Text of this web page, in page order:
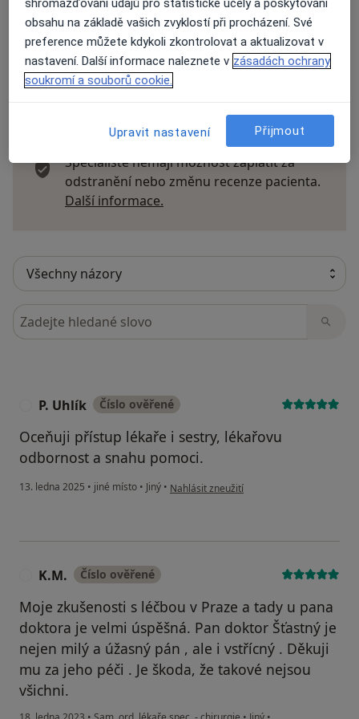
Přidejte svůj názor
20 názorů
Recenze pacientů jsou pro nás důležité.
Specialisté nemají možnost zaplatit za
odstranění nebo změnu recenze pacienta.
Další informace.
Hledejte v názorech
P. Uhlík Číslo ověřené
Oceňuji přístup lékaře i sestry, lékařovu
odbornost a snahu pomoci.
13. ledna 2025 • jiné místo • Jiný • podle názoru uživatele P. Uhlík
Nahlásit zneužití
K.M. Číslo ověřené
Moje zkušenosti s léčbou v Praze a tady u pana
doktora je velmi úspěšná. Pan doktor Šťastný je
nejen milý a úžasný pán , ale i vstřícný . Děkuji
mu za jeho péči . Je škoda, že takové nejsou
všichni.
shromažďování údajů pro statistické účely a poskytování
obsahu na základě vašich zvyklostí při procházení. Své
preference můžete kdykoli zkontrolovat a aktualizovat v
nastavení. Další informace naleznete v zásadách ochrany
soukromí a souborů cookie.
Upravit nastavení Přijmout